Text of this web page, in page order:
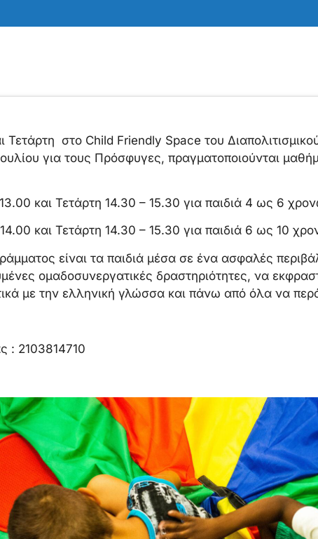
Τετάρτη στο Child Friendly Space του
για τους Πρόσφυγες, πραγματοποιούνται
και Τετάρτη 14.30 – 15.30 για παιδιά 4 ως 6
και Τετάρτη 14.30 – 15.30 για παιδιά 6 ως 10
είναι τα παιδιά μέσα σε ένα ασφαλές
ομαδοσυνεργατικές δραστηριότητες, να
με την ελληνική γλώσσα και πάνω από όλα να
: 2103814710